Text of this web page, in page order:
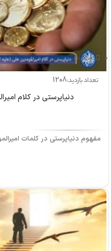
بازدید: 0
تعداد بازدید:1208
دنیاپرستی در کلام
مفهوم دنیاپرستی در کلمات